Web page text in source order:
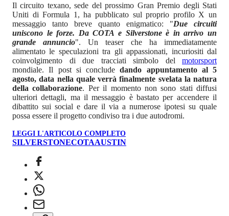
Il circuito texano, sede del prossimo Gran Premio degli Stati
Uniti di Formula 1, ha pubblicato sul proprio profilo X un
messaggio tanto breve quanto enigmatico: "Due circuiti
uniscono le forze. Da COTA e Silverstone è in arrivo un
grande annuncio". Un teaser che ha immediatamente
alimentato le speculazioni tra gli appassionati, incuriositi dal
coinvolgimento di due tracciati simbolo del motorsport
mondiale. Il post si concludedando appuntamento al 5
agosto, data nella quale verrà finalmente svelata la natura
della collaborazione. Per il momento non sono stati diffusi
ulteriori dettagli, ma il messaggio è bastato per accendere il
dibattito sui social e dare il via a numerose ipotesi su quale
possa essere il progetto condiviso tra i due autodromi.
LEGGI L'ARTICOLO COMPLETO
SILVERSTONECOTAAUSTIN